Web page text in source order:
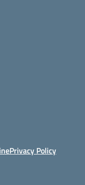
Privacy Policy